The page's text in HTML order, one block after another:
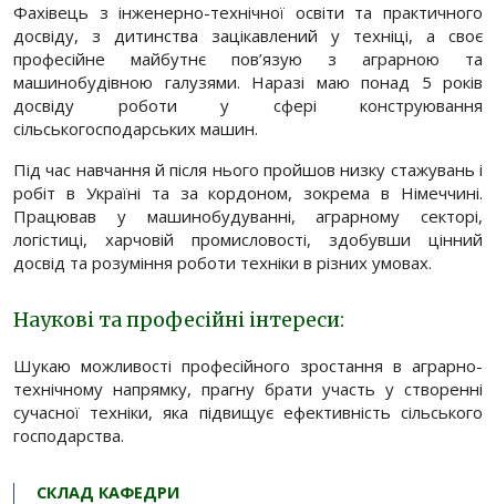
Фахівець з інженерно-технічної освіти та практичного
досвіду, з дитинства зацікавлений у техніці, а своє
професійне майбутнє пов’язую з аграрною та
машинобудівною галузями. Наразі маю понад 5 років
досвіду роботи у сфері конструювання
сільськогосподарських машин.
Під час навчання й після нього пройшов низку стажувань і
робіт в Україні та за кордоном, зокрема в Німеччині.
Працював у машинобудуванні, аграрному секторі,
логістиці, харчовій промисловості, здобувши цінний
досвід та розуміння роботи техніки в різних умовах.
Наукові та професійні інтереси:
Шукаю можливості професійного зростання в аграрно-
технічному напрямку, прагну брати участь у створенні
сучасної техніки, яка підвищує ефективність сільського
господарства.
СКЛАД КАФЕДРИ